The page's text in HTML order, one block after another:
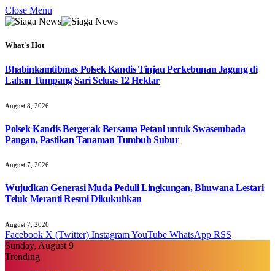
Close Menu
What's Hot
Bhabinkamtibmas Polsek Kandis Tinjau Perkebunan Jagung di
Lahan Tumpang Sari Seluas 12 Hektar
August 8, 2026
Polsek Kandis Bergerak Bersama Petani untuk Swasembada
Pangan, Pastikan Tanaman Tumbuh Subur
August 7, 2026
Wujudkan Generasi Muda Peduli Lingkungan, Bhuwana Lestari
Teluk Meranti Resmi Dikukuhkan
August 7, 2026
Facebook X (Twitter) InstagramYouTube WhatsApp RSS
Sunday, August 9
Trending